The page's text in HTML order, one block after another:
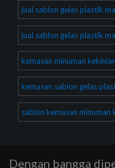
jual sablon gelas plastik
jual sablon gelas plastik
kemasan minuman kekinian
kemasan sablon gelas
sablon kemasan minuman
Dengan bangga